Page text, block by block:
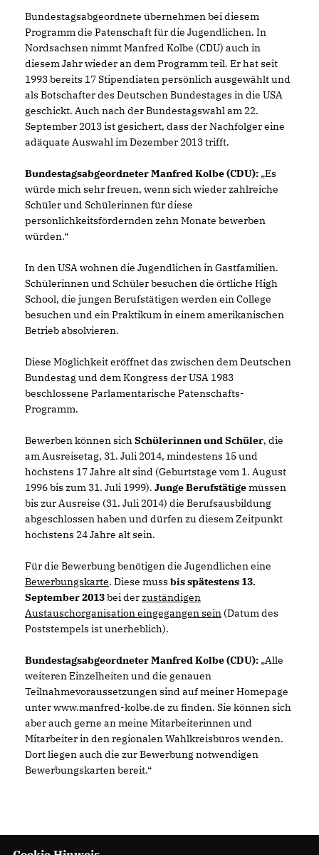
Bundestagsabgeordnete übernehmen bei diesem
Programm die Patenschaft für die Jugendlichen. In
Nordsachsen nimmt Manfred Kolbe (CDU) auch in
diesem Jahr wieder an dem Programm teil. Er hat seit
1993 bereits 17 Stipendiaten persönlich ausgewählt und
als Botschafter des Deutschen Bundestages in die USA
geschickt. Auch nach der Bundestagswahl am 22.
September 2013 ist gesichert, dass der Nachfolger eine
adäquate Auswahl im Dezember 2013 trifft.
Bundestagsabgeordneter Manfred Kolbe (CDU): Es
würde mich sehr freuen, wenn sich wieder zahlreiche
Schüler und Schülerinnen für diese
persönlichkeitsfördernden zehn Monate bewerben
würden.“
In den USA wohnen die Jugendlichen in Gastfamilien.
Schülerinnen und Schüler besuchen die örtliche High
School, die jungen Berufstätigen werden ein College
besuchen und ein Praktikum in einem amerikanischen
Betrieb absolvieren.
Diese Möglichkeit eröffnet das zwischen dem Deutschen
Bundestag und dem Kongress der USA 1983
beschlossene Parlamentarische Patenschafts-
Programm.
Bewerben können sichSchülerinnen und Schüler, die
am Ausreisetag, 31. Juli 2014, mindestens 15 und
höchstens 17 Jahre alt sind (Geburtstage vom 1. August
1996 bis zum 31. Juli 1999). Junge Berufstätigemüssen
bis zur Ausreise (31. Juli 2014) die Berufsausbildung
abgeschlossen haben und dürfen zu diesem Zeitpunkt
höchstens 24 Jahre alt sein.
Für die Bewerbung benötigen die Jugendlichen eine
Bewerbungskarte. Diese muss bis spätestens 13.
September 2013bei derzuständigen
Austauschorganisation eingegangen sein (Datum des
Poststempels ist unerheblich).
Bundestagsabgeordneter Manfred Kolbe (CDU): Alle
weiteren Einzelheiten und die genauen
Teilnahmevoraussetzungen sind auf meiner Homepage
unter www.manfred-kolbe.de zu finden. Sie können sich
aber auch gerne an meine Mitarbeiterinnen und
Mitarbeiter in den regionalen Wahlkreisbüros wenden.
Dort liegen auch die zur Bewerbung notwendigen
Bewerbungskarten bereit.“